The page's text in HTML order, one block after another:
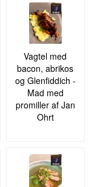
Vagtel med
bacon, abrikos
og Glenfiddich -
Mad med
promiller af Jan
Ohrt